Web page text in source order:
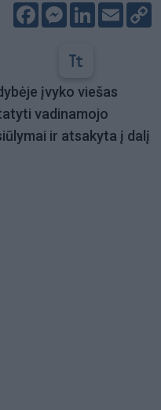
FacebookMessenger
LinkedIn
Email
įvyko viešas
vadinamojo
ir atsakyta į dalį